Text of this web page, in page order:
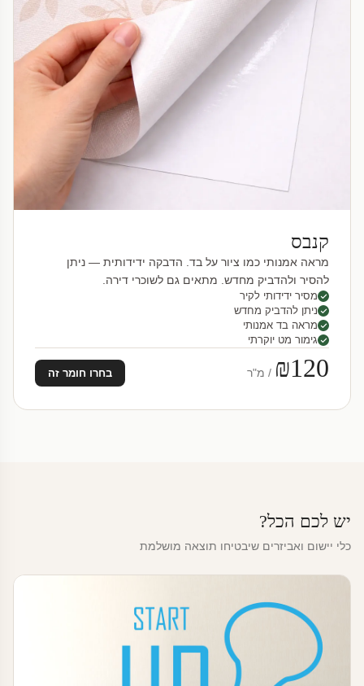
קנבס
מראה אמנותי כמו ציור על בד. הדבקה ידידותית — ניתן
להסיר ולהדביק מחדש. מתאים גם לשוכרי דירה.
מסיר ידידותי לקיר
ניתן להדביק מחדש
מראה בד אמנותי
גימור מט יוקרתי
₪120 / מ"ר בחרו חומר זה
יש לכם הכל?
כלי יישום ואביזרים שיבטיחו תוצאה מושלמת